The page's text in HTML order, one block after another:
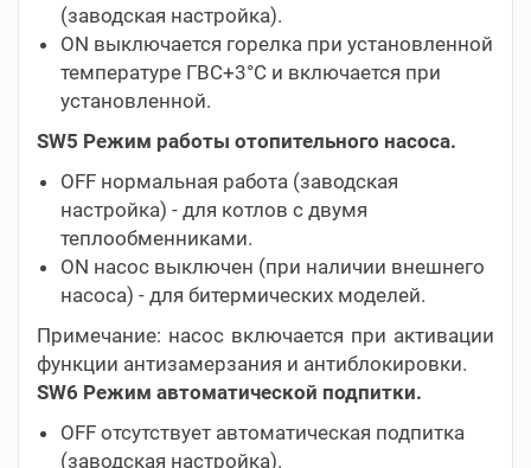
(заводская настройка).
ON выключается горелка при установленной
температуре ГВС+3°C и включается при
установленной.
SW5 Режим работы отопительного насоса.
OFF нормальная работа (заводская
настройка) - для котлов с двумя
теплообменниками.
ON насос выключен (при наличии внешнего
насоса) - для битермических моделей.
Примечание: насос включается при активации
функции антизамерзания и антиблокировки.
SW6 Режим автоматической подпитки.
OFF отсутствует автоматическая подпитка
(заводская настройка).